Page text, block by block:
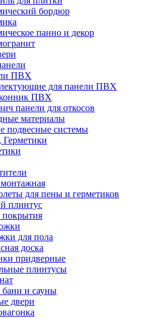
бордюр
панно и декор
ПВХ
для панели ПВХ
ПВХ
панели для откосов
материалы
подвесные системы
для пены и герметиков
плинтус
для пола
доска
придверные
плинтусы
и сауны
двери